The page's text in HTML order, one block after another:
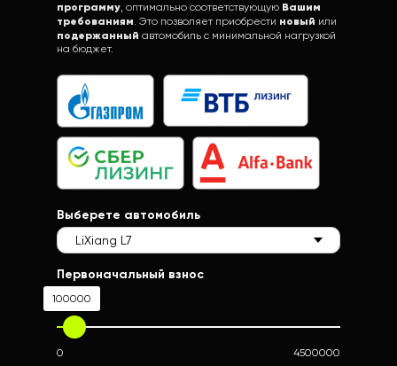
программу , оптимально соответствующую Вашим
требованиям . Это позволяет приобрести новый или
подержанный автомобиль с минимальной нагрузкой
на бюджет.
Выберете автомобиль
Первоначальный взнос
100000
0 4500000